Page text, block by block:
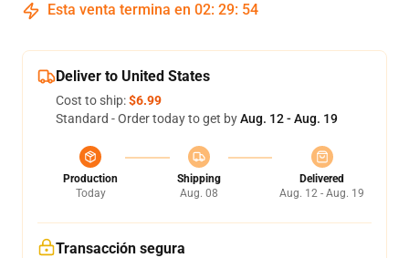
Esta venta termina en 02: 29: 53
Deliver to United States
Cost to ship:$6.99
Standard - Order today to get byAug. 12 - Aug. 19
Production
Today
Shipping
Aug. 08
Delivered
Aug. 12 - Aug. 19
Transacción segura